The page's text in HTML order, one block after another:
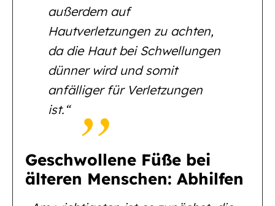
außerdem auf
Hautverletzungen zu achten,
da die Haut bei Schwellungen
dünner wird und somit
anfälliger für Verletzungen
ist.“
Geschwollene Füße bei
älteren Menschen: Abhilfen